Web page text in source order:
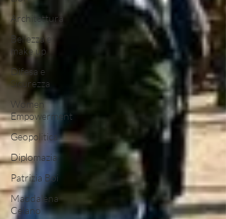
Architettura
Bellezza e
make up
Difesa e
Sicurezza
Women
Empowerment
Geopolitica
Diplomazia
Patrizia Boi
Maddalena
Celano